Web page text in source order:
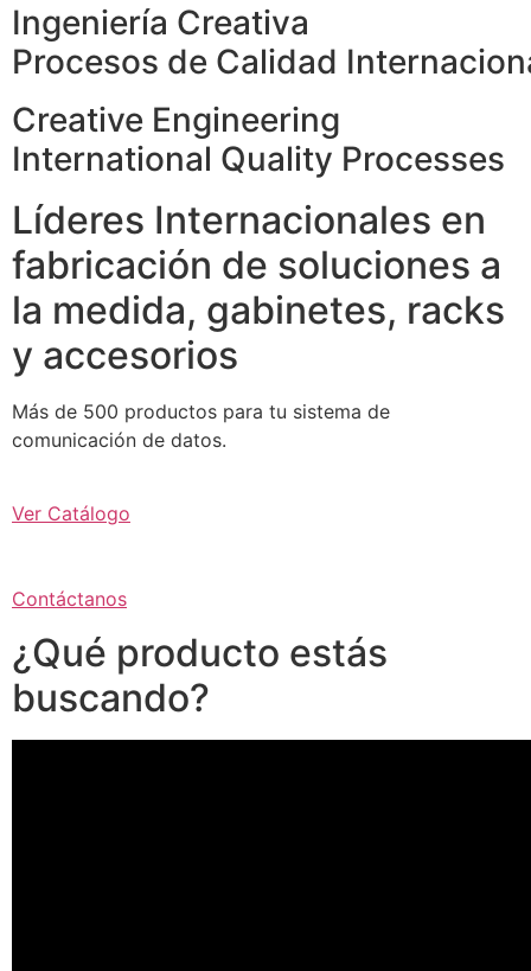
Ingeniería Creativa
Procesos de Calidad
Creative Engineering
International Quality Processes
Líderes Internacionales en
fabricación de soluciones a
la medida, gabinetes, racks
y accesorios
Más de 500 productos para tu sistema de
comunicación de datos.
Ver Catálogo
Contáctanos
¿Qué producto estás
buscando?